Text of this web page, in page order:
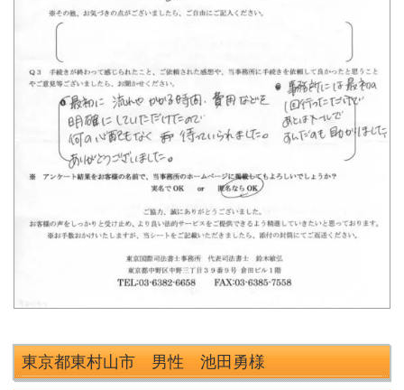
東京都東村山市 男性 池田勇様